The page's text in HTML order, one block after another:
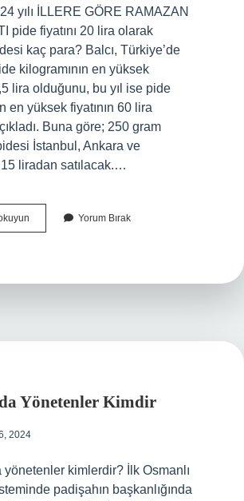
yılı İLLERE GÖRE RAMAZAN
pide fiyatını 20 lira olarak
kaç para? Balcı, Türkiye’de
kilogramının en yüksek
lira olduğunu, bu yıl ise pide
en yüksek fiyatının 60 lira
Buna göre; 250 gram
İstanbul, Ankara ve
liradan satılacak.…
Gram
Yorum Bırak
Yönetenler Kimdir
2024
yönetenler kimlerdir? İlk Osmanlı
padişahın başkanlığında